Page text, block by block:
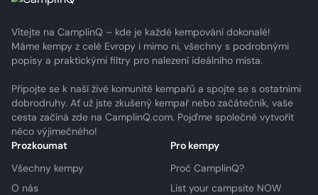
Vítejte na CamplinQ – kde je každé kempování dokonalé!
Máme kempy z celé Evropy i mimo ni, všechny s podrobnými
popisy a praktickými filtry pro nalezení ideálního místa.
Připojte se k naší živé komunitě kempařů a spojte se s ostatními
dobrodruhy. Ať už jste zkušený kempař nebo začátečník, vaše
cesta začíná zde na CamplinQ.com. Pojďme společně vytvořit
něco výjimečného!
Prozkoumat
Všechny kempy
O nás
Pro kempy
Proč CamplinQ?
List your campsite NOW